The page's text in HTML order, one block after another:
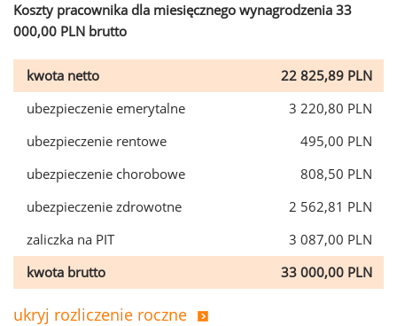
Koszty pracownika dla miesięcznego wynagrodzenia 33
000,00 PLN brutto
kwota netto
22 825,89 PLN
ubezpieczenie emerytalne
3 220,80 PLN
ubezpieczenie rentowe
495,00 PLN
ubezpieczenie chorobowe
808,50 PLN
ubezpieczenie zdrowotne
2 562,81 PLN
zaliczka na PIT
3 087,00 PLN
kwota brutto
33 000,00 PLN
ukryj rozliczenie roczne